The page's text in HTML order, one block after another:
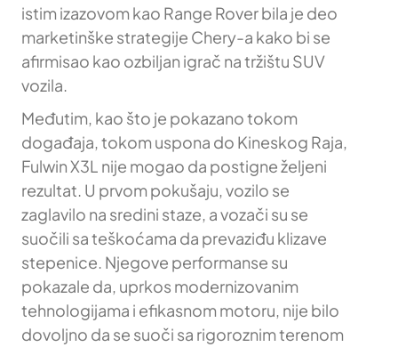
istim izazovom kao Range Rover bila je deo
marketinške strategije Chery-a kako bi se
afirmisao kao ozbiljan igrač na tržištu SUV
vozila.
Međutim, kao što je pokazano tokom
događaja, tokom uspona do Kineskog Raja,
Fulwin X3L nije mogao da postigne željeni
rezultat. U prvom pokušaju, vozilo se
zaglavilo na sredini staze, a vozači su se
suočili sa teškoćama da prevaziđu klizave
stepenice. Njegove performanse su
pokazale da, uprkos modernizovanim
tehnologijama i efikasnom motoru, nije bilo
dovoljno da se suoči sa rigoroznim terenom